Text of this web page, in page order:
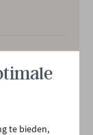
te bieden,